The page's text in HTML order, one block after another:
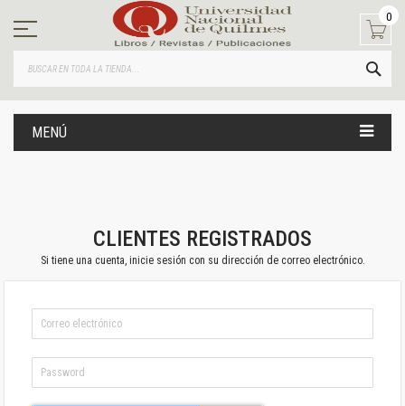
contenido
0
MENÚ
CLIENTES REGISTRADOS
Si tiene una cuenta, inicie sesión con su dirección de correo electrónico.